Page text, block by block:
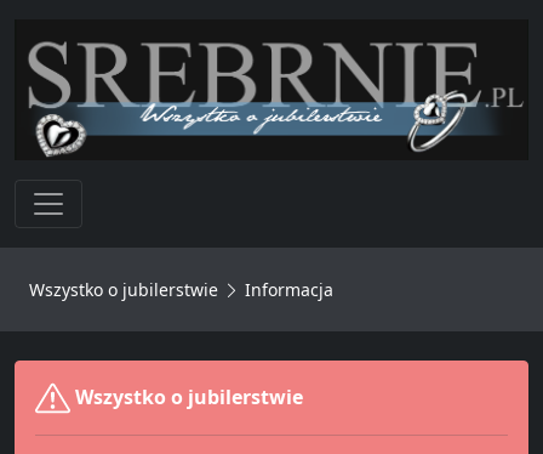
Toggle navigation
Wszystko o jubilerstwie Informacja
Wszystko o jubilerstwie